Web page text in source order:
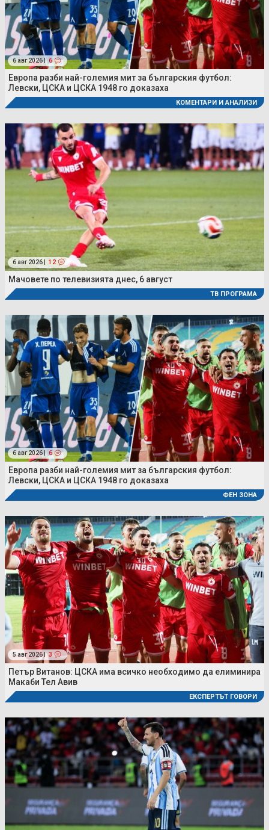
6 авг 2026 | 6
Европа разби най-големия мит за българския футбол:
Левски, ЦСКА и ЦСКА 1948 го доказаха
КОМЕНТАРИ И АНАЛИЗИ
6 авг 2026 | 12
Мачовете по телевизията днес, 6 август
ТВ ПРОГРАМА
6 авг 2026 | 6
Европа разби най-големия мит за българския футбол:
Левски, ЦСКА и ЦСКА 1948 го доказаха
ФЕН ЗОНА
5 авг 2026 | 3
Петър Витанов: ЦСКА има всичко необходимо да елиминира
Макаби Тел Авив
ЕКСПЕРТЪТ ГОВОРИ